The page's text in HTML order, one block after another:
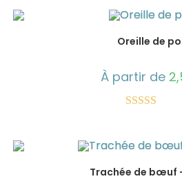
Oreille de
À partir de
Trachée de bœuf